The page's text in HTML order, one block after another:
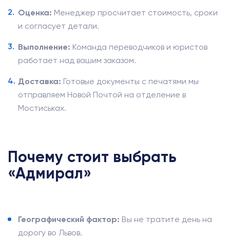
Оценка: Менеджер просчитает стоимость, сроки
и согласует детали.
Выполнение: Команда переводчиков и юристов
работает над вашим заказом.
Доставка: Готовые документы с печатями мы
отправляем Новой Почтой на отделение в
Мостиськах.
Почему стоит выбрать
«Адмирал»
Географический фактор: Вы не тратите день на
дорогу во Львов.